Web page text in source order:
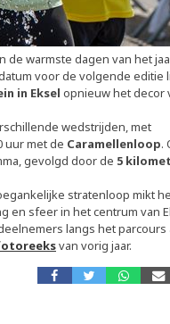
warmste dagen van het
voor de volgende editie
in Eksel opnieuw het decor
wedstrijden, met
uur met de Caramellenloop.
gevolgd door de 5
stratenloop mikt
en sfeer in het centrum van
langs het parcours
van vorig jaar.